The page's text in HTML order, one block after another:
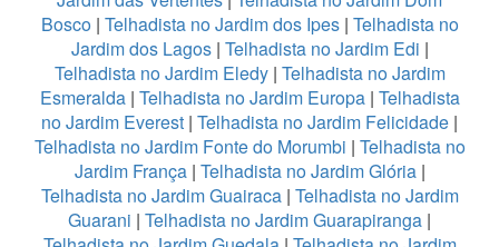
Bosco| Telhadista no Jardim dos Ipes| Telhadista no
Jardim dos Lagos| Telhadista no Jardim Edi |
Telhadista no Jardim Eledy| Telhadista no Jardim
Esmeralda| Telhadista no Jardim Europa| Telhadista
no Jardim Everest | Telhadista no Jardim Felicidade |
Telhadista no Jardim Fonte do Morumbi | Telhadista no
Jardim França| Telhadista no Jardim Glória|
Telhadista no Jardim Guairaca| Telhadista no Jardim
Guarani | Telhadista no Jardim Guarapiranga |